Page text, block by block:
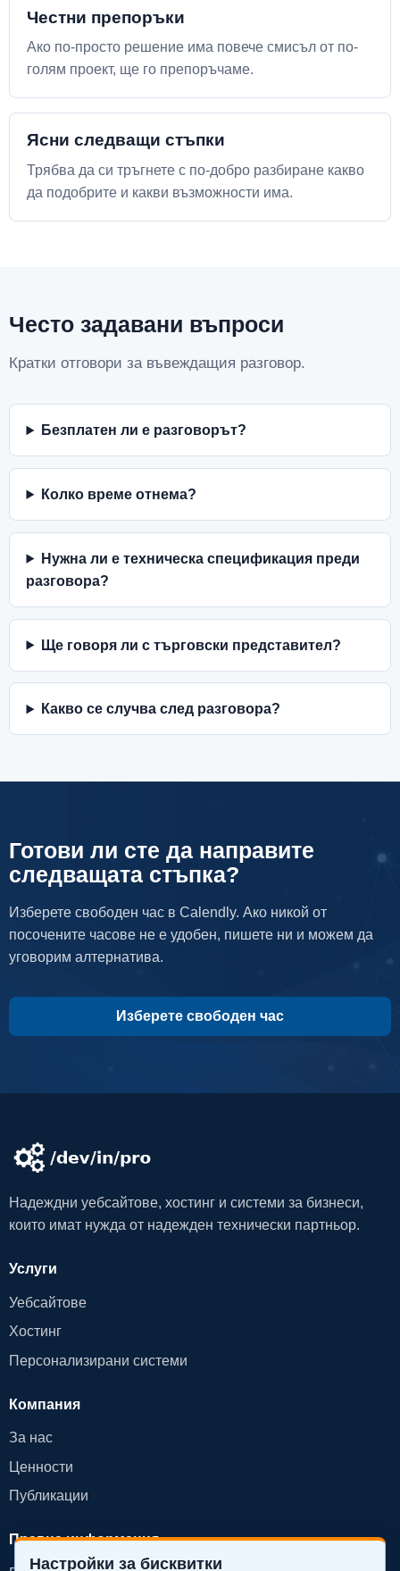
Честни препоръки
Ако по-просто решение има повече смисъл от по-
голям проект, ще го препоръчаме.
Ясни следващи стъпки
Трябва да си тръгнете с по-добро разбиране какво
да подобрите и какви възможности има.
Често задавани въпроси
Кратки отговори за въвеждащия разговор.
Безплатен ли е разговорът?
Колко време отнема?
Нужна ли е техническа спецификация преди
разговора?
Ще говоря ли с търговски представител?
Какво се случва след разговора?
Готови ли сте да направите
следващата стъпка?
Изберете свободен час в Calendly. Ако никой от
посочените часове не е удобен, пишете ни и можем да
уговорим алтернатива.
Изберете свободен час
Надеждни уебсайтове, хостинг и системи за бизнеси,
които имат нужда от надежден технически партньор.
Услуги
Уебсайтове
Хостинг
Персонализирани системи
Компания
За нас
Ценности
Публикации
Правна информация
Настройки за бисквитки